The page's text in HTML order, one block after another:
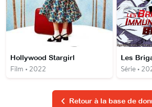
Hollywood Stargirl
Film • 2022 Série •
Retour à la base de